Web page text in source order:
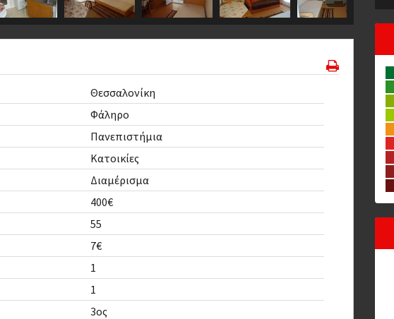
Θεσσαλονίκη
Φάληρο
Πανεπιστήμια
Κατοικίες
Διαμέρισμα
400€
55
7€
1
1
3ος